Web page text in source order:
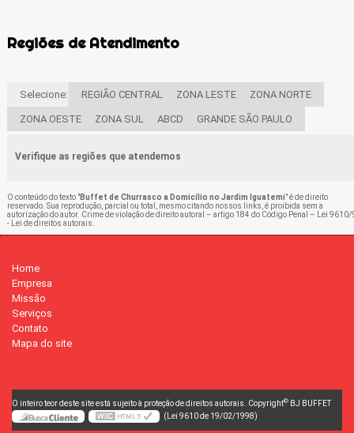
Regiões de Atendimento
Selecione: REGIÃO CENTRAL ZONA LESTE ZONA NORTE
ZONA OESTE ZONA SUL ABCD GRANDE SÃO PAULO
Verifique as regiões que atendemos
O conteúdo do texto "Buffet de Churrasco a Domicílio no Jardim Iguatemi" é de direito
reservado. Sua reprodução, parcial ou total, mesmo citando nossos links, é proibida sem a
autorização do autor. Crime de violação de direito autoral – artigo 184 do Código Penal –
Lei 9610/
- Lei de direitos autorais
Home
Empresa
Missão
Serviços
Contato
Mapa do site
O inteiro teor deste site está sujeito à proteção de direitos autorais. Copyright© BJ BUFFET
(Lei 9610 de 19/02/1998)